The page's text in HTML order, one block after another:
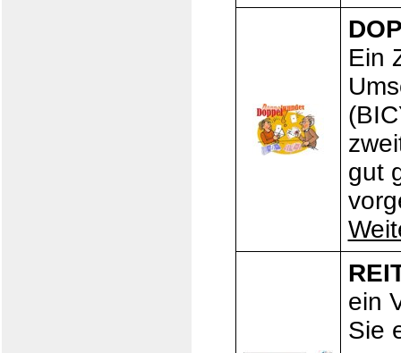
Ein
gut
ein
Sie